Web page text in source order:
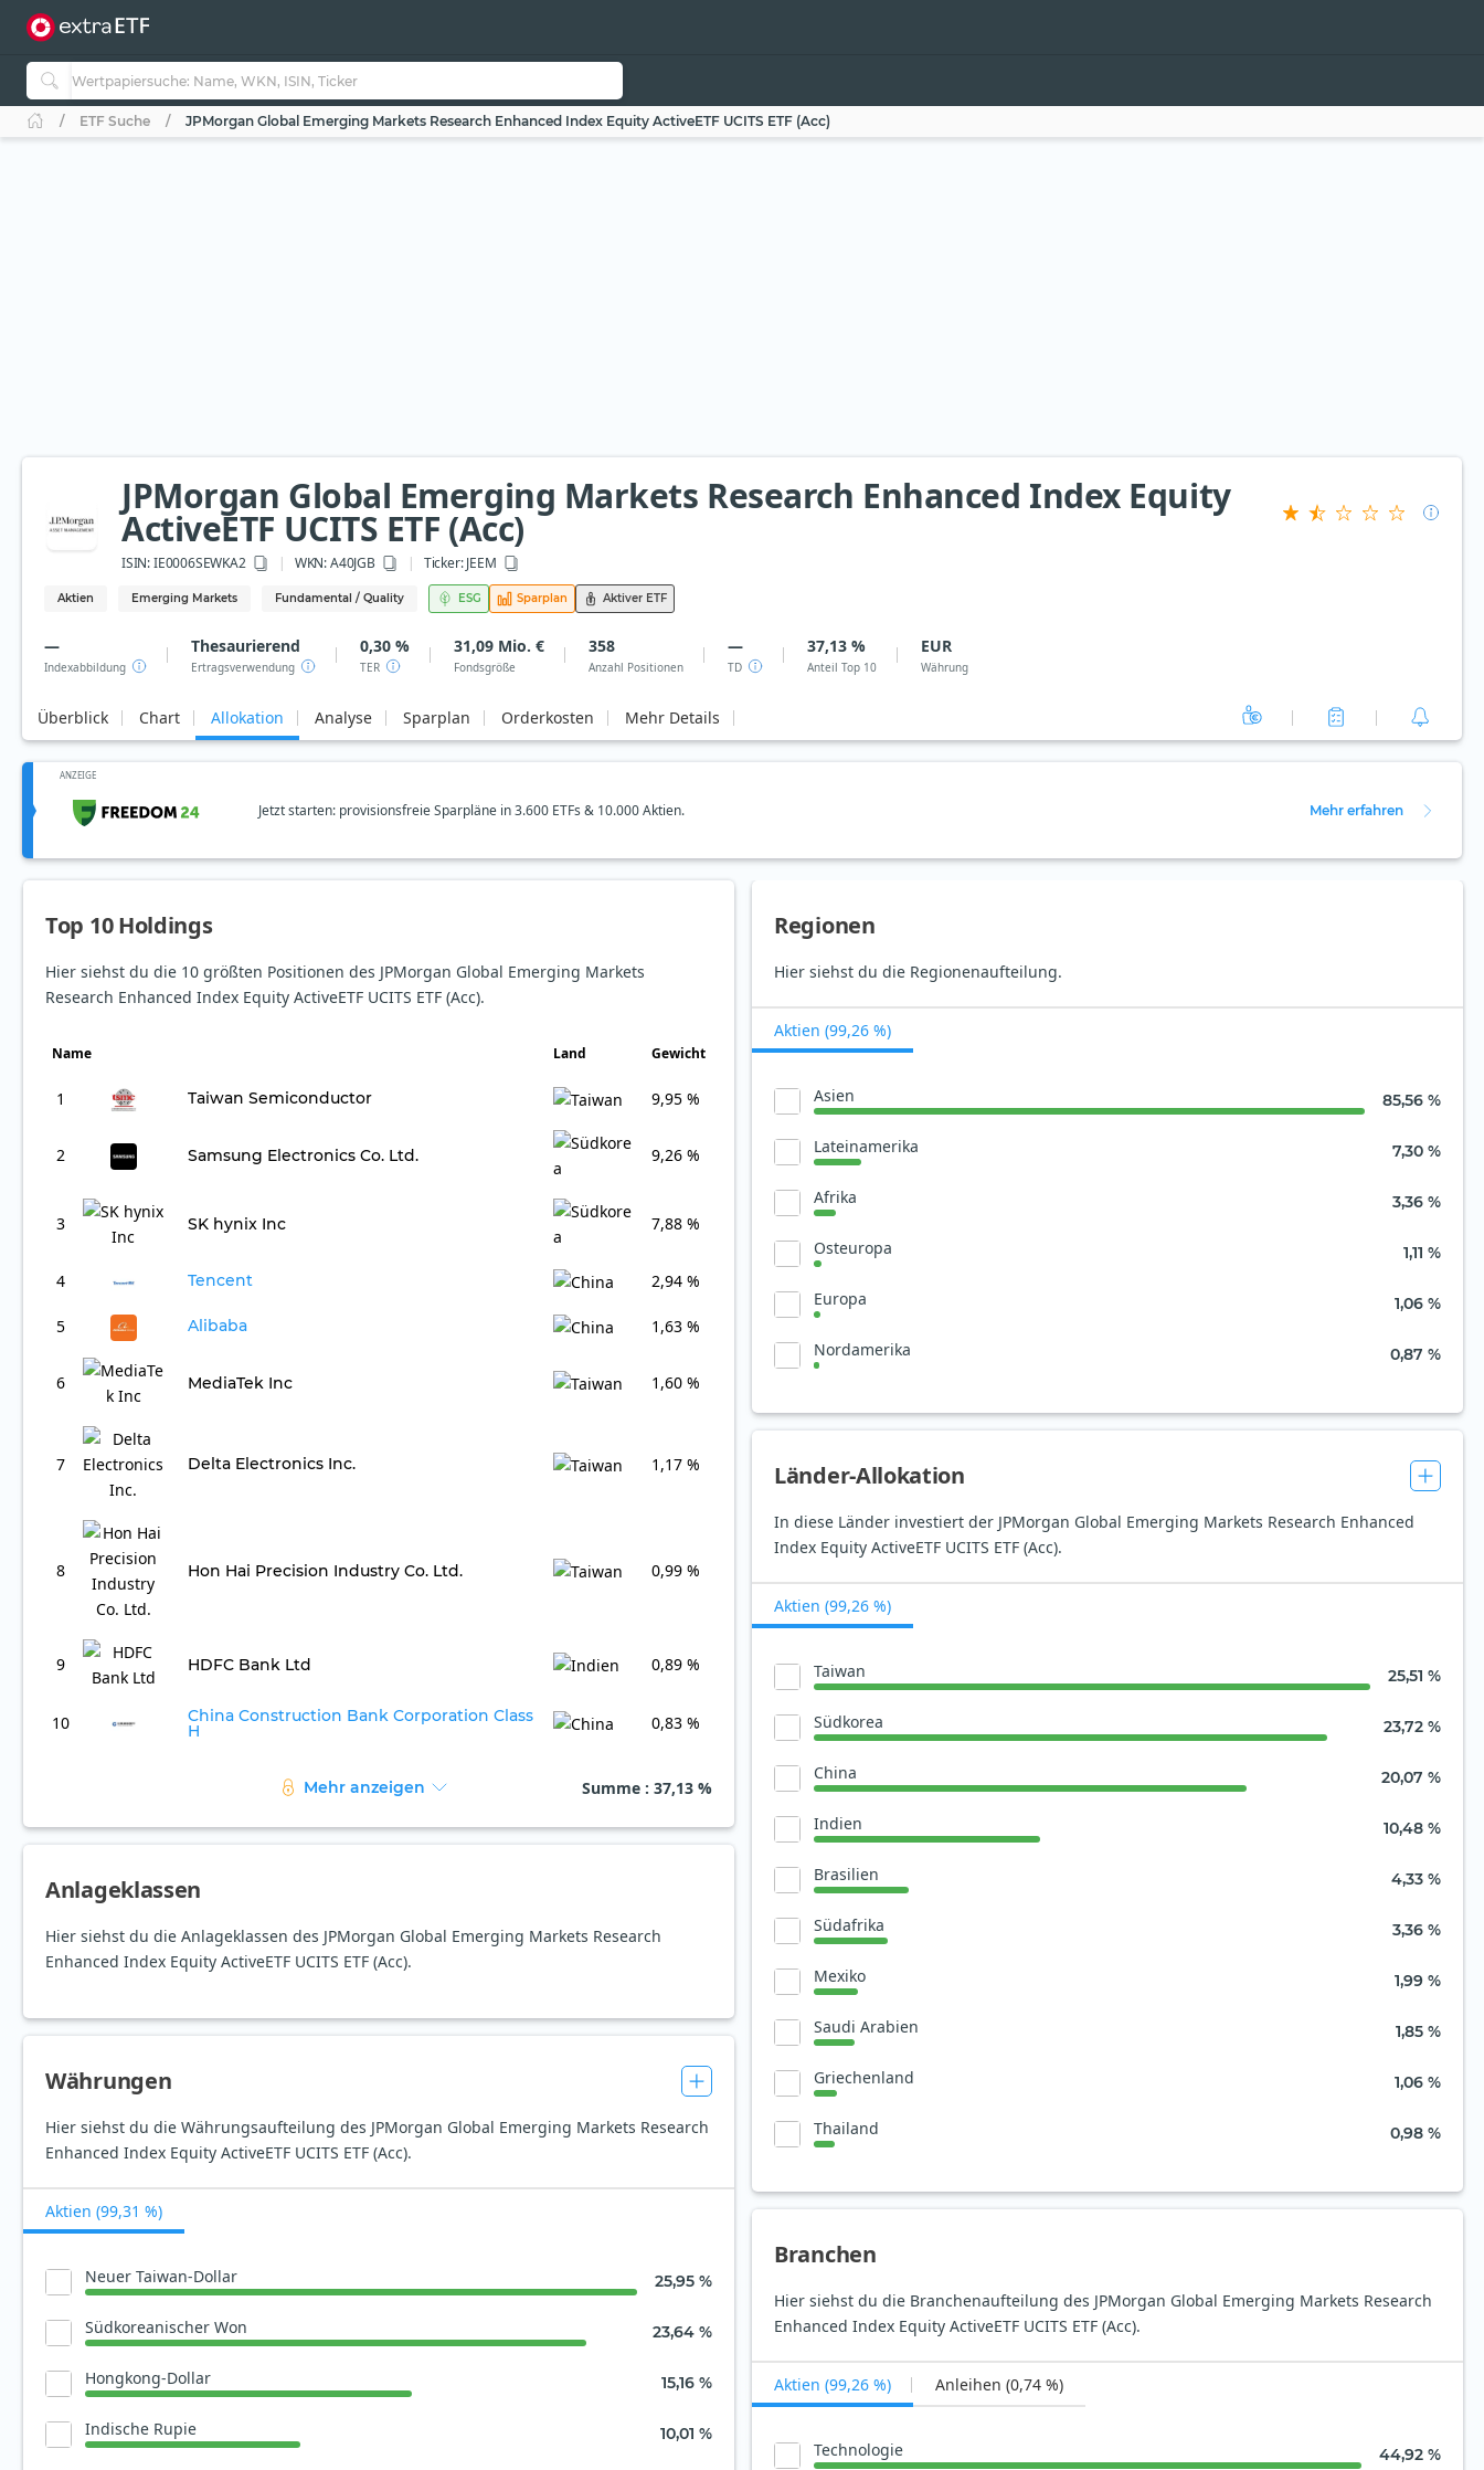
ETF Suche JPMorgan Global Emerging Markets Research Enhanced Index Equity ActiveETF UCITS ETF (Acc)
JPMorgan Global Emerging Markets Research Enhanced Index Equity
ActiveETF UCITS ETF (Acc)
ISIN:IE0006SEWKA2 WKN: A40JGB Ticker:JEEM
Aktien Emerging Markets Fundamental / Quality ESG Sparplan Aktiver ETF
—
Indexabbildung
Thesaurierend
Ertragsverwendung
0,30 %
TER
31,09 Mio. €
Fondsgröße
358
Anzahl Positionen
—
TD
37,13 %
Anteil Top 10
EUR
Währung
Überblick Chart Allokation Analyse Sparplan Orderkosten Mehr Details
ANZEIGE
Jetzt starten: provisionsfreie Sparpläne in 3.600 ETFs & 10.000 Aktien. Mehr erfahren
Top 10 Holdings
Hier siehst du die 10 größten Positionen des JPMorgan Global Emerging Markets
Research Enhanced Index Equity ActiveETF UCITS ETF (Acc).
Name Land Gewicht
1 Taiwan Semiconductor 9,95 %
2 Samsung Electronics Co. Ltd. 9,26 %
3 SK hynix Inc 7,88 %
4 Tencent 2,94 %
5 Alibaba 1,63 %
6 MediaTek Inc 1,60 %
7 Delta Electronics Inc. 1,17 %
8 Hon Hai Precision Industry Co. Ltd. 0,99 %
9 HDFC Bank Ltd 0,89 %
10 China Construction Bank Corporation Class
H 0,83 %
Mehr anzeigen Summe : 37,13 %
Anlageklassen
Hier siehst du die Anlageklassen des JPMorgan Global Emerging Markets Research
Enhanced Index Equity ActiveETF UCITS ETF (Acc).
Währungen
Hier siehst du die Währungsaufteilung des JPMorgan Global Emerging Markets Research
Enhanced Index Equity ActiveETF UCITS ETF (Acc).
Aktien (99,31 %)
Neuer Taiwan-Dollar 25,95 %
Südkoreanischer Won 23,64 %
Hongkong-Dollar 15,16 %
Indische Rupie 10,01 %
Regionen
Hier siehst du die Regionenaufteilung.
Aktien (99,26 %)
Asien 85,56 %
Lateinamerika 7,30 %
Afrika 3,36 %
Osteuropa 1,11 %
Europa 1,06 %
Nordamerika 0,87 %
Länder-Allokation
In diese Länder investiert der JPMorgan Global Emerging Markets Research Enhanced
Index Equity ActiveETF UCITS ETF (Acc).
Aktien (99,26 %)
Taiwan 25,51 %
Südkorea 23,72 %
China 20,07 %
Indien 10,48 %
Brasilien 4,33 %
Südafrika 3,36 %
Mexiko 1,99 %
Saudi Arabien 1,85 %
Griechenland 1,06 %
Thailand 0,98 %
Branchen
Hier siehst du die Branchenaufteilung des JPMorgan Global Emerging Markets Research
Enhanced Index Equity ActiveETF UCITS ETF (Acc).
Aktien (99,26 %) Anleihen (0,74 %)
Technologie 44,92 %